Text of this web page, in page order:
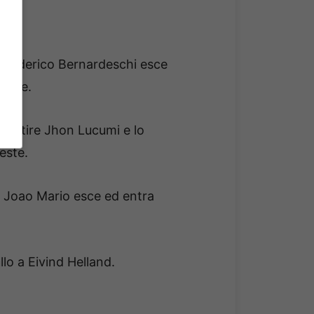
Bernardeschi esce
Jhon Lucumi e lo
Mario esce ed entra
a Eivind Helland.